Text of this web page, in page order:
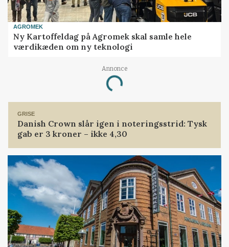
AGROMEK
Ny Kartoffeldag på Agromek skal samle hele
værdikæden om ny teknologi
Annonce
Loading...
GRISE
Danish Crown slår igen i noteringsstrid: Tysk
gab er 3 kroner – ikke 4,30